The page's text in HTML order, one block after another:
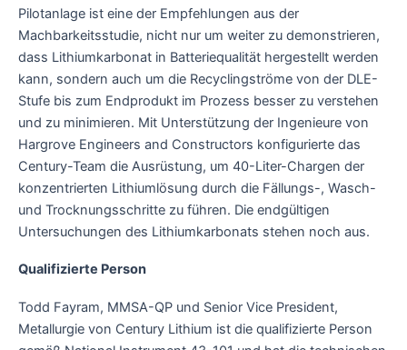
Pilotanlage ist eine der Empfehlungen aus der
Machbarkeitsstudie, nicht nur um weiter zu demonstrieren,
dass Lithiumkarbonat in Batteriequalität hergestellt werden
kann, sondern auch um die Recyclingströme von der DLE-
Stufe bis zum Endprodukt im Prozess besser zu verstehen
und zu minimieren. Mit Unterstützung der Ingenieure von
Hargrove Engineers and Constructors konfigurierte das
Century-Team die Ausrüstung, um 40-Liter-Chargen der
konzentrierten Lithiumlösung durch die Fällungs-, Wasch-
und Trocknungsschritte zu führen. Die endgültigen
Untersuchungen des Lithiumkarbonats stehen noch aus.
Qualifizierte Person
Todd Fayram, MMSA-QP und Senior Vice President,
Metallurgie von Century Lithium ist die qualifizierte Person